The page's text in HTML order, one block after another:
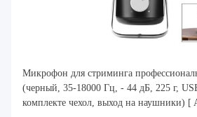
Микрофон для стриминга
(черный, 35-18000 Гц, - 44 дБ, 225 г,
комплекте чехол, выход на наушники) [